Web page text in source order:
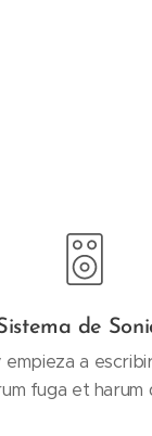
de
empieza a
fuga et harum